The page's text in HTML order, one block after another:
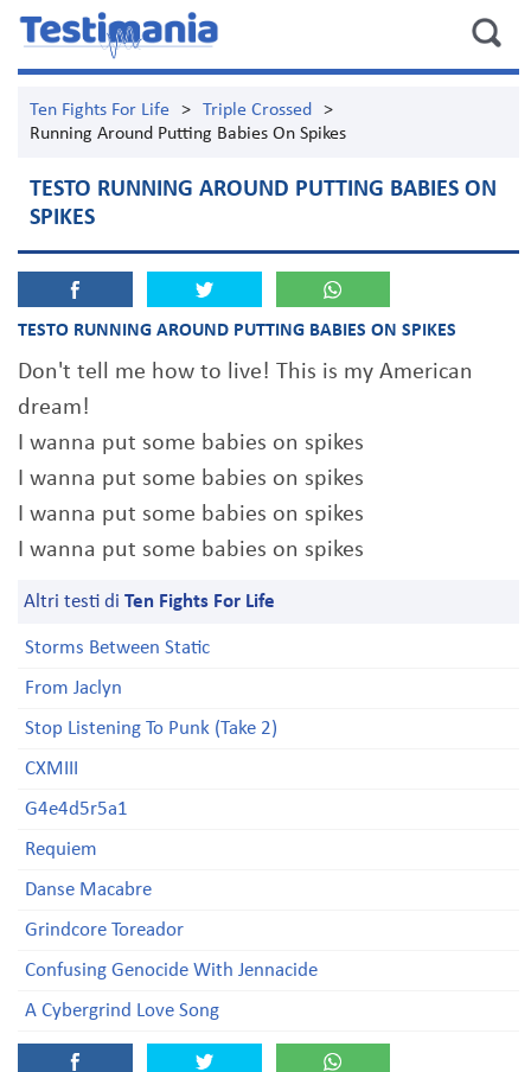
Ten Fights For Life > Triple Crossed
>
Running Around Putting Babies On Spikes
TESTO RUNNING AROUND PUTTING BABIES ON
SPIKES
TESTO RUNNING AROUND PUTTING BABIES ON SPIKES
Don't tell me how to live! This is my American
dream!
I wanna put some babies on spikes
I wanna put some babies on spikes
I wanna put some babies on spikes
I wanna put some babies on spikes
Altri testi di Ten Fights For Life
Storms Between Static
From Jaclyn
Stop Listening To Punk (Take 2)
CXMIII
G4e4d5r5a1
Requiem
Danse Macabre
Grindcore Toreador
Confusing Genocide With Jennacide
A Cybergrind Love Song